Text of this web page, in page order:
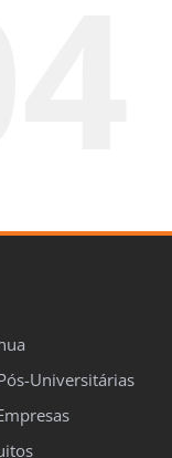
Universitárias